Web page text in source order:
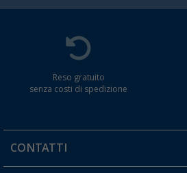
Reso gratuito
senza costi di spedizione
CONTATTI